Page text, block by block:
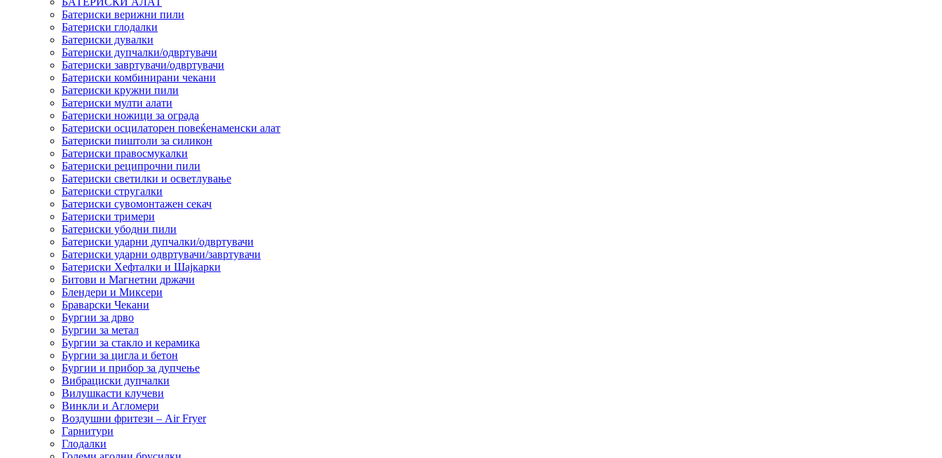
Батериски верижни пили
Батериски глодалки
Батериски дувалки
Батериски дупчалки/одвртувачи
Батериски завртувачи/одвртувачи
Батериски комбинирани чекани
Батериски кружни пили
Батериски мулти алати
Батериски ножици за ограда
Батериски осцилаторен повеќенаменски алат
Батериски пиштоли за силикон
Батериски правосмукалки
Батериски реципрочни пили
Батериски светилки и осветлување
Батериски стругалки
Батериски сувомонтажен секач
Батериски тримери
Батериски убодни пили
Батериски ударни дупчалки/одвртувачи
Батериски ударни одвртувачи/завртувачи
Батериски Хефталки и Шајкарки
Битови и Магнетни држачи
Блендери и Миксери
Браварски Чекани
Бургии за дрво
Бургии за метал
Бургии за стакло и керамика
Бургии за цигла и бетон
Бургии и прибор за дупчење
Вибрациски дупчалки
Вилушкасти клучеви
Винкли и Агломери
Воздушни фритези – Air Fryer
Гарнитури
Глодалки